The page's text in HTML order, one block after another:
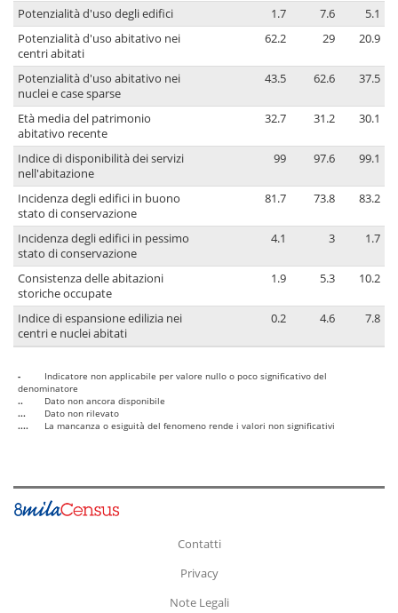
Potenzialità d'uso degli edifici 1.7 7.6
5.1
Potenzialità d'uso abitativo nei
centri abitati
62.2 29 20.9
Potenzialità d'uso abitativo nei
nuclei e case sparse
43.5 62.6 37.5
Età media del patrimonio
abitativo recente
32.7 31.2 30.1
Indice di disponibilità dei servizi
nell'abitazione
99 97.6 99.1
Incidenza degli edifici in buono
stato di conservazione
81.7 73.8 83.2
Incidenza degli edifici in pessimo
stato di conservazione
4.1 3 1.7
Consistenza delle abitazioni
storiche occupate
1.9 5.3 10.2
Indice di espansione edilizia nei
centri e nuclei abitati
0.2 4.6 7.8
-
Indicatore non applicabile per valore nullo o poco significativo del
denominatore
..
Dato non ancora disponibile
...
Dato non rilevato
....
La mancanza o esiguità del fenomeno rende i valori non significativi
Contatti
Privacy
Note Legali